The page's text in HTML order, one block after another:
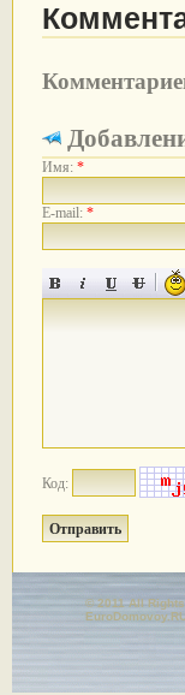
Имя: *
E-mail: *
Код:
© 2011 All